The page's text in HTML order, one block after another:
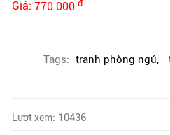
Giá: 770.000 đ
Tags: tranh phòng ngủ,
Lượt xem: 10436